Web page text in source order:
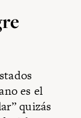
es el
quizás